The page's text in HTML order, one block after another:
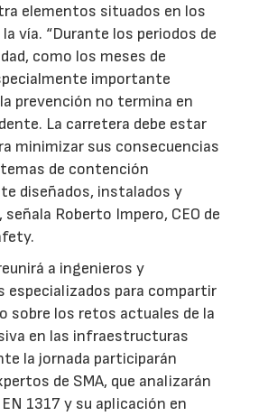
elementos situados en los
vía. “Durante los periodos de
como los meses de
importante
prevención no termina en
La carretera debe estar
minimizar sus consecuencias
de contención
diseñados, instalados y
señala Roberto Impero, CEO de
a ingenieros y
especializados para compartir
sobre los retos actuales de la
en las infraestructuras
la jornada participarán
de SMA, que analizarán
1317 y su aplicación en